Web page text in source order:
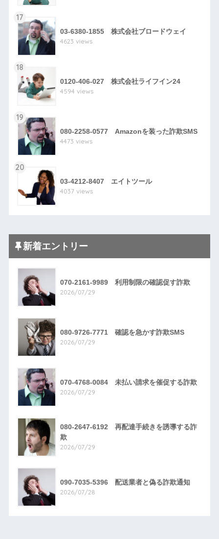
17
03-6380-1855 株式会社ブロードウェイ
4623 views
18
0120-406-027 株式会社ライフイン24
4594 views
19
080-2258-0577 Amazonを装った詐欺SMS
4473 views
20
03-4212-8407 エイトツール
4037 views
新着エントリー
070-2161-9989 利用制限の確認促す詐欺
2026/07/29
080-9726-7771 確認を急かす詐欺SMS
2026/07/29
070-4768-0084 未払い請求を催促する詐欺
2026/07/29
080-2647-6192 再配達手続きを誘導する詐
欺
2026/07/29
090-7035-5396 配送業者と偽る詐欺通知
2026/07/28